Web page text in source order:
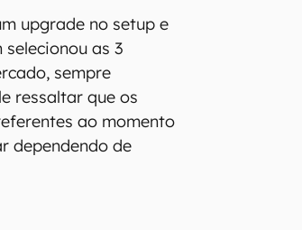
upgrade no setup e
as 3
sempre
ressaltar que os
ao momento
dependendo de